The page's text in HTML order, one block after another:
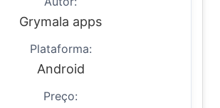
Grymala apps
Plataforma:
Android
Preço: